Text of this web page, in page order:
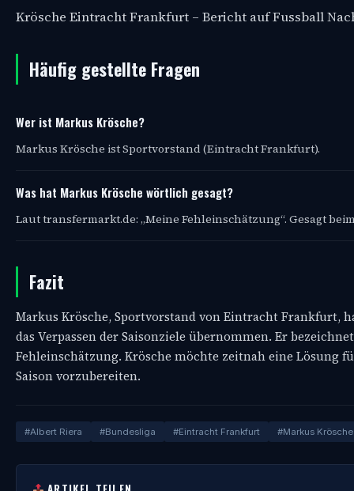
Krösche Eintracht Frankfurt – Bericht auf Fussball
Häufig gestellte Fragen
Wer ist Markus Krösche?
Markus Krösche ist Sportvorstand (Eintracht Frankfurt).
Was hat Markus Krösche wörtlich gesagt?
Laut transfermarkt.de: „Meine Fehleinschätzung“. Gesagt
Fazit
Markus Krösche, Sportvorstand von Eintracht
das Verpassen der Saisonziele übernommen. Er
Fehleinschätzung. Krösche möchte zeitnah eine Lösung
Saison vorzubereiten.
#Albert Riera #Bundesliga #Eintracht Frankfurt #Markus Krösche